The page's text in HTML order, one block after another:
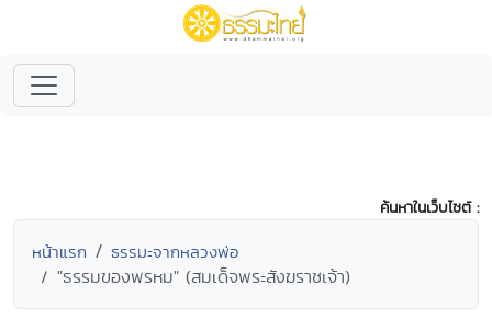
ค้นหาในเว็บไซต์ :
หน้าแรก ธรรมะจากหลวงพ่อ
"ธรรมของพรหม" (สมเด็จพระสังฆราชเจ้า)